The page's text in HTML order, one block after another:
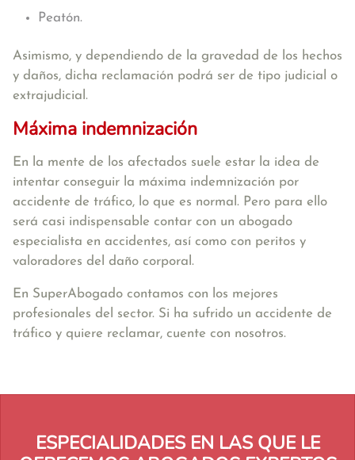
Peatón.
Asimismo, y dependiendo de la gravedad de los hechos
y daños, dicha reclamación podrá ser de tipo judicial o
extrajudicial.
Máxima indemnización
En la mente de los afectados suele estar la idea de
intentar conseguir la máxima indemnización por
accidente de tráfico, lo que es normal. Pero para ello
será casi indispensable contar con un abogado
especialista en accidentes, así como con peritos y
valoradores del daño corporal.
En SuperAbogado contamos con los mejores
profesionales del sector. Si ha sufrido un accidente de
tráfico y quiere reclamar, cuente con nosotros.
ESPECIALIDADES EN LAS QUE LE